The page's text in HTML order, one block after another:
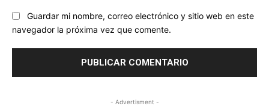
Guardar mi nombre, correo electrónico y sitio web en este
navegador la próxima vez que comente.
- Advertisment -